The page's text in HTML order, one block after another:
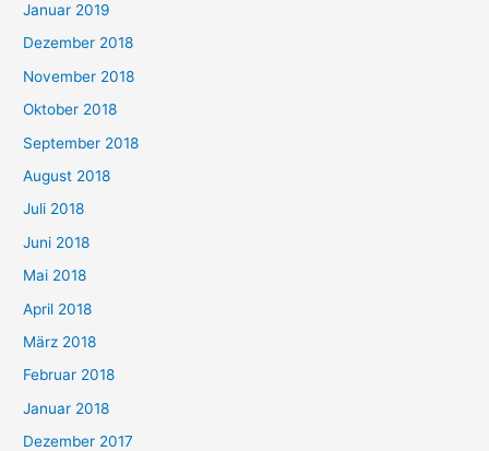
Januar 2019
Dezember 2018
November 2018
Oktober 2018
September 2018
August 2018
Juli 2018
Juni 2018
Mai 2018
April 2018
März 2018
Februar 2018
Januar 2018
Dezember 2017